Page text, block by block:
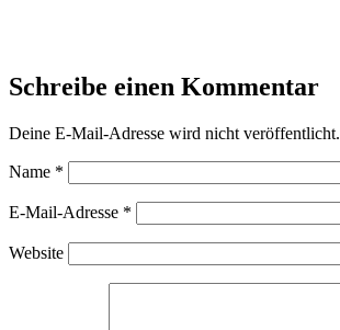
Schreibe einen Kommentar
Deine E-Mail-Adresse wird nicht veröffentlicht.
Name *
E-Mail-Adresse *
Website